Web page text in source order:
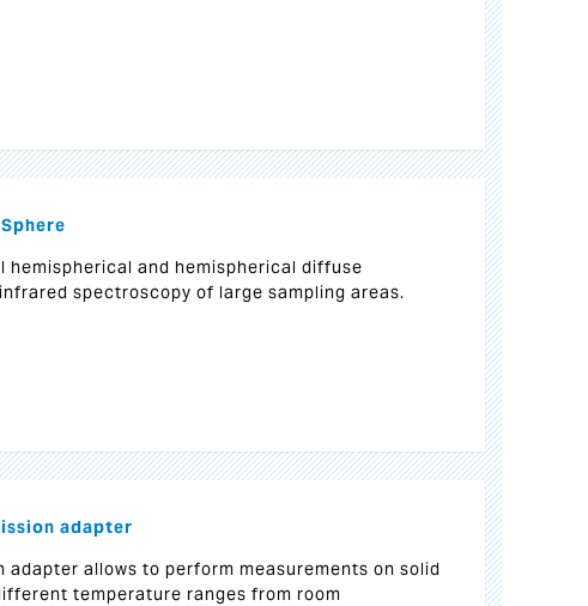
hemispherical and hemispherical diffuse
spectroscopy of large sampling areas.
adapter
adapter allows to perform measurements on solid
temperature ranges from room